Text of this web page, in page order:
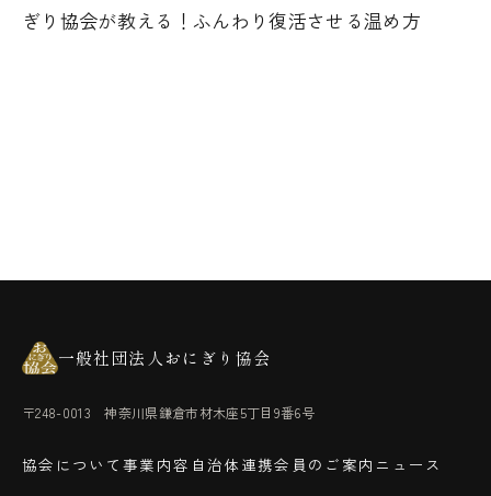
ぎり協会が教える！ふんわり復活させる温め方
一般社団法人おにぎり協会
〒248-0013 神奈川県鎌倉市材木座5丁目9番6号
協会について事業内容 自治体連携会員のご案内 ニュース